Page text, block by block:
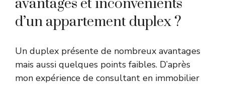
avantages et inconvénients
d’un appartement duplex ?
Un duplex présente de nombreux avantages
mais aussi quelques points faibles. D’après
mon expérience de consultant en immobilier